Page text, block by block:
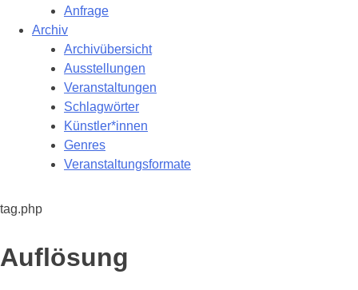
Anfrage
Archiv
Archivübersicht
Ausstellungen
Veranstaltungen
Schlagwörter
Künstler*innen
Genres
Veranstaltungsformate
tag.php
Schlagwort:
Auflösung